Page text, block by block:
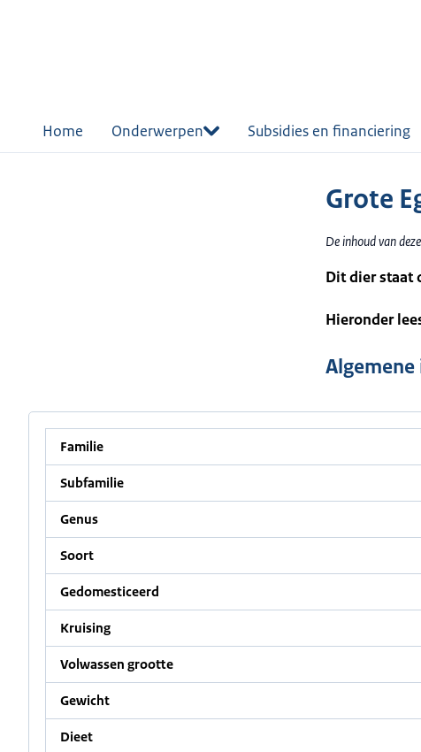
Home Onderwerpen Subsidies en financiering
Grote
De inhoud van
Dit dier staat
Hieronder
Familie
Subfamilie
Genus
Soort
Gedomesticeerd
Kruising
Volwassen grootte
Gewicht
Dieet